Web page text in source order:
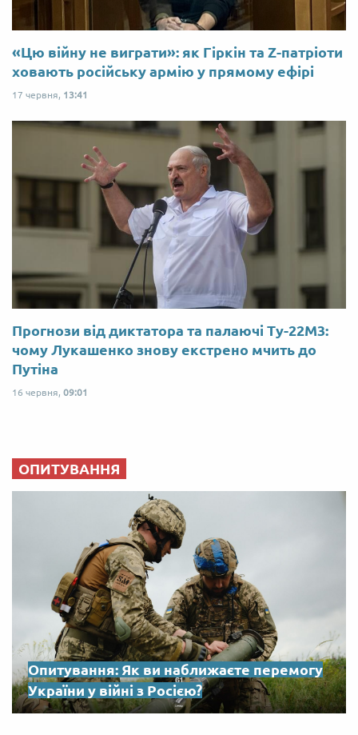
«Цю війну не виграти»: як Гіркін та Z-патріоти
ховають російську армію у прямому ефірі
17 червня, 13:41
Прогнози від диктатора та палаючі Ту-22М3:
чому Лукашенко знову екстрено мчить до
Путіна
16 червня, 09:01
ОПИТУВАННЯ
Опитування: Як ви наближаєте перемогу
України у війні з Росією?